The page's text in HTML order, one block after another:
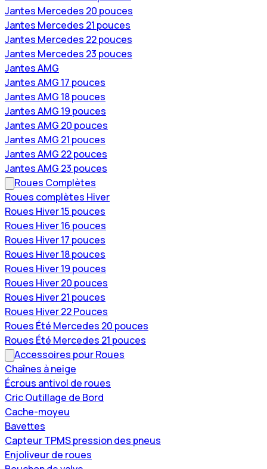
Jantes Mercedes 20 pouces
Jantes Mercedes 21 pouces
Jantes Mercedes 22 pouces
Jantes Mercedes 23 pouces
Jantes AMG
Jantes AMG 17 pouces
Jantes AMG 18 pouces
Jantes AMG 19 pouces
Jantes AMG 20 pouces
Jantes AMG 21 pouces
Jantes AMG 22 pouces
Jantes AMG 23 pouces
Roues Complètes
Roues complètes Hiver
Roues Hiver 15 pouces
Roues Hiver 16 pouces
Roues Hiver 17 pouces
Roues Hiver 18 pouces
Roues Hiver 19 pouces
Roues Hiver 20 pouces
Roues Hiver 21 pouces
Roues Hiver 22 Pouces
Roues Été Mercedes 20 pouces
Roues Été Mercedes 21 pouces
Accessoires pour Roues
Chaînes à neige
Écrous antivol de roues
Cric Outillage de Bord
Cache-moyeu
Bavettes
Capteur TPMS pression des pneus
Enjoliveur de roues